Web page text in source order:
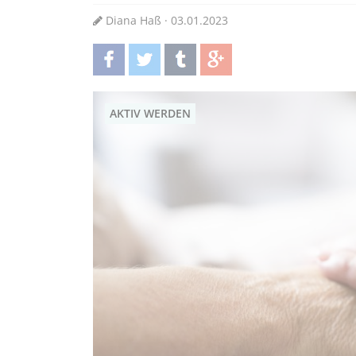
Diana Haß · 03.01.2023
teilen twittern teilen teilen
AKTIV WERDEN